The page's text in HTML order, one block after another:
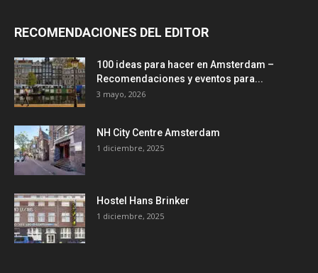
RECOMENDACIONES DEL EDITOR
100 ideas para hacer en Amsterdam –
Recomendaciones y eventos para...
3 mayo, 2026
NH City Centre Amsterdam
1 diciembre, 2025
Hostel Hans Brinker
1 diciembre, 2025